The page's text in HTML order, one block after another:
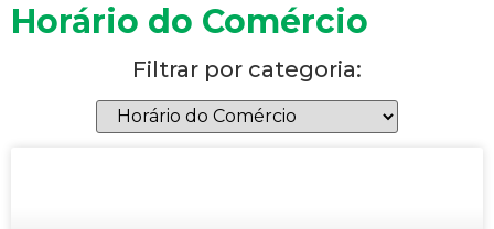
Horário do Comércio
Filtrar por categoria: